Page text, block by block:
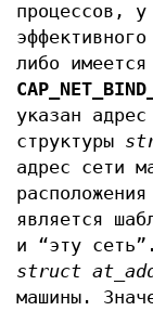
процессов, у
либо имеется
указан
структуры
адрес сети
является
и “эту
struct
машины.